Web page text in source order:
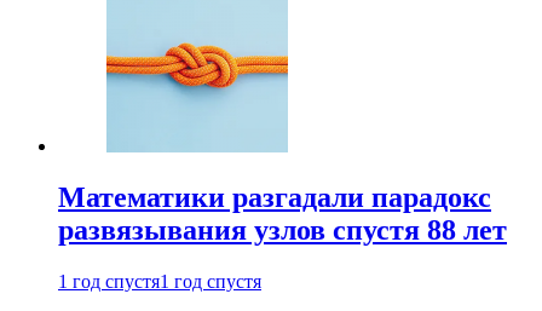
Математики разгадали парадокс
развязывания узлов спустя 88 лет
1 год спустя1 год спустя